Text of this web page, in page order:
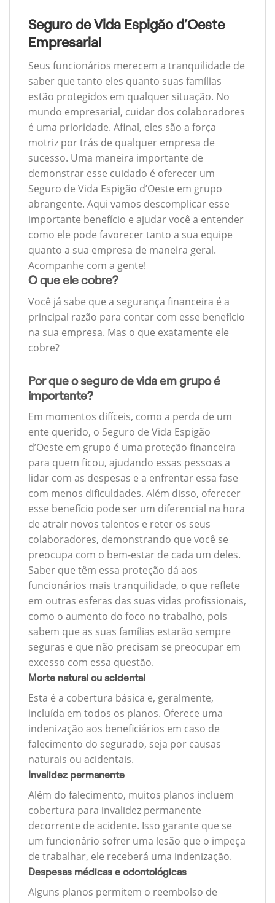
Seguro de Vida Espigão d’Oeste
Empresarial
Seus funcionários merecem a tranquilidade de
saber que tanto eles quanto suas famílias
estão protegidos em qualquer situação. No
mundo empresarial, cuidar dos colaboradores
é uma prioridade. Afinal, eles são a força
motriz por trás de qualquer empresa de
sucesso. Uma maneira importante de
demonstrar esse cuidado é oferecer um
Seguro de Vida Espigão d’Oeste em grupo
abrangente. Aqui vamos descomplicar esse
importante benefício e ajudar você a entender
como ele pode favorecer tanto a sua equipe
quanto a sua empresa de maneira geral.
Acompanhe com a gente!
O que ele cobre?
Você já sabe que a segurança financeira é a
principal razão para contar com esse benefício
na sua empresa. Mas o que exatamente ele
cobre?
Por que o seguro de vida em grupo é
importante?
Em momentos difíceis, como a perda de um
ente querido, o Seguro de Vida Espigão
d’Oeste em grupo é uma proteção financeira
para quem ficou, ajudando essas pessoas a
lidar com as despesas e a enfrentar essa fase
com menos dificuldades. Além disso, oferecer
esse benefício pode ser um diferencial na hora
de atrair novos talentos e reter os seus
colaboradores, demonstrando que você se
preocupa com o bem-estar de cada um deles.
Saber que têm essa proteção dá aos
funcionários mais tranquilidade, o que reflete
em outras esferas das suas vidas profissionais,
como o aumento do foco no trabalho, pois
sabem que as suas famílias estarão sempre
seguras e que não precisam se preocupar em
excesso com essa questão.
Morte natural ou acidental
Esta é a cobertura básica e, geralmente,
incluída em todos os planos. Oferece uma
indenização aos beneficiários em caso de
falecimento do segurado, seja por causas
naturais ou acidentais.
Invalidez permanente
Além do falecimento, muitos planos incluem
cobertura para invalidez permanente
decorrente de acidente. Isso garante que se
um funcionário sofrer uma lesão que o impeça
de trabalhar, ele receberá uma indenização.
Despesas médicas e odontológicas
Alguns planos permitem o reembolso de